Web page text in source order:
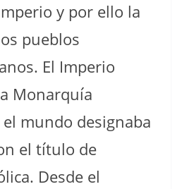
y por ello la
pueblos
El Imperio
Monarquía
mundo designaba
el título de
Desde el